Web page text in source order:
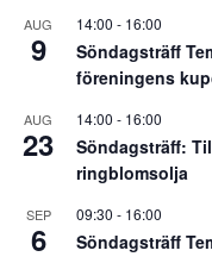
AUG
9
14:00 - 16:00
Söndagsträff
föreningens
AUG
23
14:00 - 16:00
Söndagsträff:
ringblomsolja
SEP
6
09:30 - 16:00
Söndagsträff